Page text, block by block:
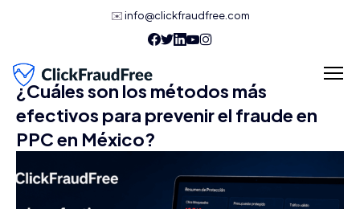
✉️info@clickfraudfree.com
¿Cuáles son los métodos más
efectivos para prevenir el fraude en
PPC en México?